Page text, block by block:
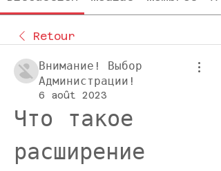
Retour
Внимание! Выбор
Администрации!
6 août 2023
Что такое
расширение